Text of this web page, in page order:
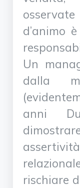
d’animo
Un
dalla
anni
rischiare